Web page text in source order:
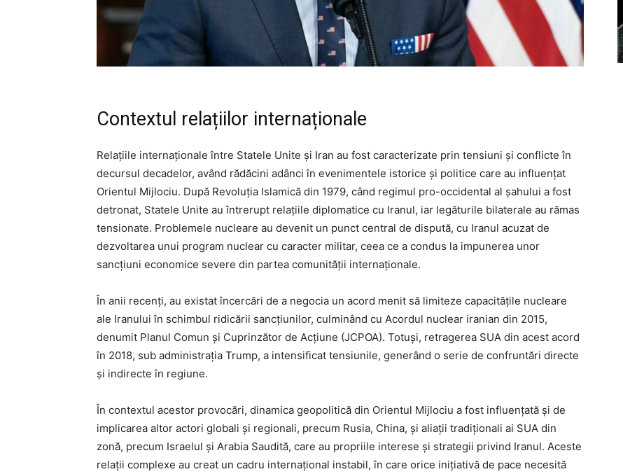
Contextul relațiilor internaționale
Relațiile internaționale între Statele Unite și Iran au fost caracterizate prin tensiuni și conflicte în
decursul decadelor, având rădăcini adânci în evenimentele istorice și politice care au influențat
Orientul Mijlociu. După Revoluția Islamică din 1979, când regimul pro-occidental al șahului a fost
detronat, Statele Unite au întrerupt relațiile diplomatice cu Iranul, iar legăturile bilaterale au rămas
tensionate. Problemele nucleare au devenit un punct central de dispută, cu Iranul acuzat de
dezvoltarea unui program nuclear cu caracter militar, ceea ce a condus la impunerea unor
sancțiuni economice severe din partea comunității internaționale.
În anii recenți, au existat încercări de a negocia un acord menit să limiteze capacitățile nucleare
ale Iranului în schimbul ridicării sancțiunilor, culminând cu Acordul nuclear iranian din 2015,
denumit Planul Comun și Cuprinzător de Acțiune (JCPOA). Totuși, retragerea SUA din acest acord
în 2018, sub administrația Trump, a intensificat tensiunile, generând o serie de confruntări directe
și indirecte în regiune.
În contextul acestor provocări, dinamica geopolitică din Orientul Mijlociu a fost influențată și de
implicarea altor actori globali și regionali, precum Rusia, China, și aliații tradiționali ai SUA din
zonă, precum Israelul și Arabia Saudită, care au propriile interese și strategii privind Iranul. Aceste
relații complexe au creat un cadru internațional instabil, în care orice inițiativă de pace necesită